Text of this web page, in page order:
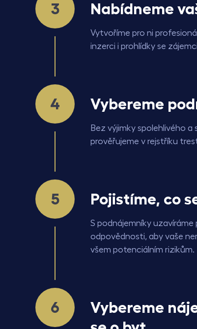
Nabídneme
Vytvoříme pro ni
inzerci i prohlídky se
Vybereme
Bez výjimky spolehlivého
prověřujeme v rejstříku
Pojistíme, co
S podnájemníky
odpovědnosti, aby vaše
všem potenciálním rizikům.
Vybereme